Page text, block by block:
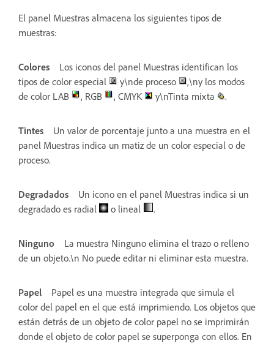
El panel Muestras almacena los siguientes tipos de
muestras:
Colores
Los iconos del panel Muestras identifican los
tipos de color especial
y\nde proceso
,\ny los modos
de color LAB
, RGB , CMYK y\nTinta mixta .
Tintes
Un valor de porcentaje junto a una muestra en el
panel Muestras indica un matiz de un color especial o de
proceso.
Degradados
Un icono en el panel Muestras indica si un
degradado es radial
o lineal .
Ninguno
La muestra Ninguno elimina el trazo o relleno
de un objeto.\n No puede editar ni eliminar esta muestra.
Papel
Papel es una muestra integrada que simula el
color del papel en el que está imprimiendo. Los objetos que
están detrás de un objeto de color papel no se imprimirán
donde el objeto de color papel se superponga con ellos. En